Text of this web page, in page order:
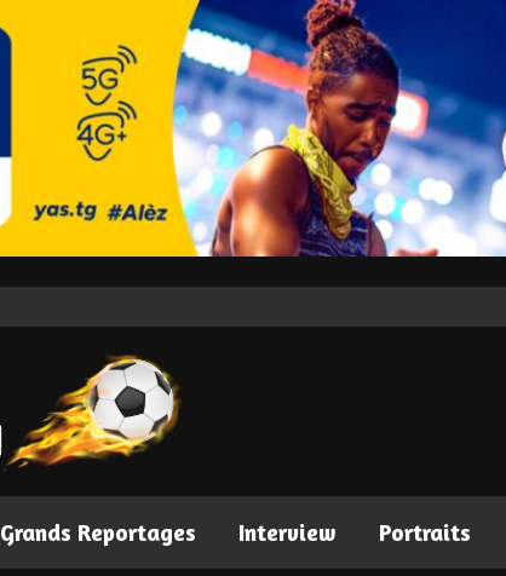
Grands Reportages Interview Portraits